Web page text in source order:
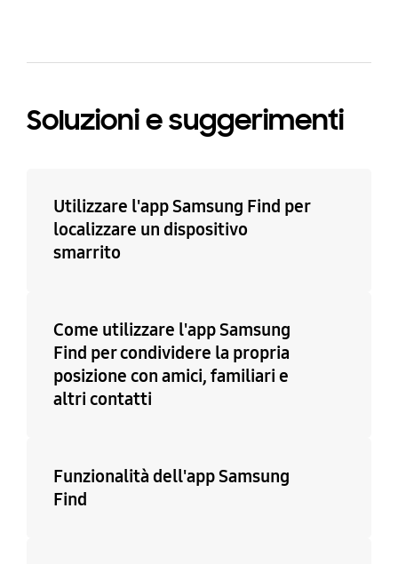
Soluzioni e suggerimenti
Utilizzare l'app Samsung Find per
localizzare un dispositivo
smarrito
Come utilizzare l'app Samsung
Find per condividere la propria
posizione con amici, familiari e
altri contatti
Funzionalità dell'app Samsung
Find